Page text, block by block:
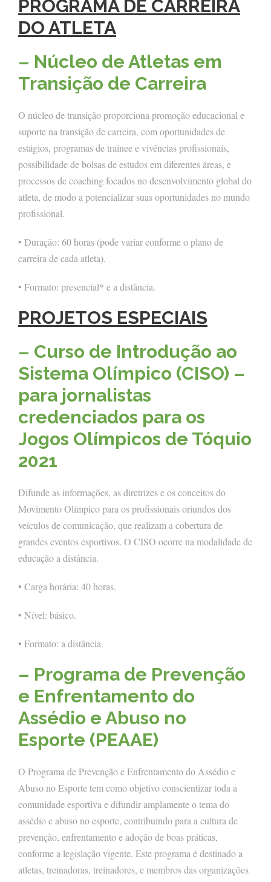
PROGRAMA DE CARREIRA
DO ATLETA
– Núcleo de Atletas em
Transição de Carreira
O núcleo de transição proporciona promoção educacional e
suporte na transição de carreira, com oportunidades de
estágios, programas de trainee e vivências profissionais,
possibilidade de bolsas de estudos em diferentes áreas, e
processos de coaching focados no desenvolvimento global do
atleta, de modo a potencializar suas oportunidades no mundo
profissional.
• Duração: 60 horas (pode variar conforme o plano de
carreira de cada atleta).
• Formato: presencial* e a distância.
PROJETOS ESPECIAIS
– Curso de Introdução ao
Sistema Olímpico (CISO) –
para jornalistas
credenciados para os
Jogos Olímpicos de Tóquio
2021
Difunde as informações, as diretrizes e os conceitos do
Movimento Olímpico para os profissionais oriundos dos
veículos de comunicação, que realizam a cobertura de
grandes eventos esportivos. O CISO ocorre na modalidade de
educação a distância.
• Carga horária: 40 horas.
• Nível: básico.
• Formato: a distância.
– Programa de Prevenção
e Enfrentamento do
Assédio e Abuso no
Esporte (PEAAE)
O Programa de Prevenção e Enfrentamento do Assédio e
Abuso no Esporte tem como objetivo conscientizar toda a
comunidade esportiva e difundir amplamente o tema do
assédio e abuso no esporte, contribuindo para a cultura de
prevenção, enfrentamento e adoção de boas práticas,
conforme a legislação vigente. Este programa é destinado a
atletas, treinadoras, treinadores, e membros das organizações